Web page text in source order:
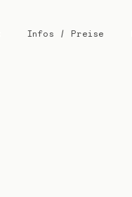
Infos / Preise